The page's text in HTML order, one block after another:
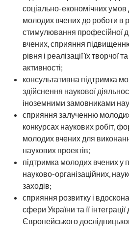
соціально-економічних
молодих вчених до роботи в
стимулювання професійної
вчених, сприяння
рівня і реалізації їх творчої
активності;
консультативна підтримка
здійснення наукової
іноземними замовниками
сприяння залученню
конкурсах наукових робіт,
молодих вчених для
наукових проектів;
підтримка молодих вчених у
науково-організаційних,
заходів;
сприяння розвитку і
сфери України та її
Європейського